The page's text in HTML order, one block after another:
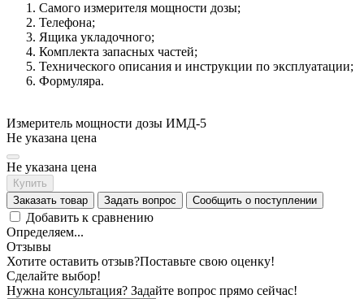
Самого измерителя мощности дозы;
Телефона;
Ящика укладочного;
Комплекта запасных частей;
Технического описания и инструкции по эксплуатации;
Формуляра.
Измеритель мощности дозы ИМД-5
Не указана цена
Не указана цена
Купить
Заказать товар
Задать вопрос Сообщить о поступлении
Добавить к сравнению
Определяем...
Отзывы
Хотите оставить отзыв?Поставьте свою оценку!
Сделайте выбор!
Нужна консультация? Задайте вопрос прямо сейчас!